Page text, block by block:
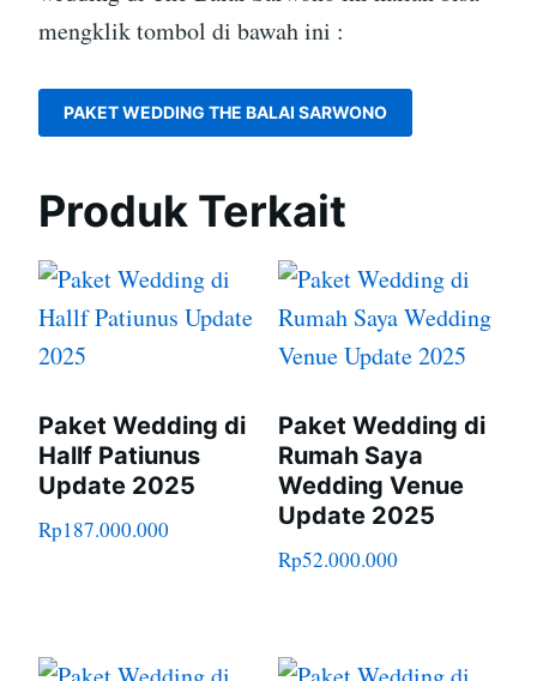
mengklik tombol di bawah ini :
PAKET WEDDING THE BALAI SARWONO
Produk Terkait
Paket Wedding di
Hallf Patiunus
Update 2025
Rp187.000.000
Paket Wedding di
Rumah Saya
Wedding Venue
Update 2025
Rp52.000.000